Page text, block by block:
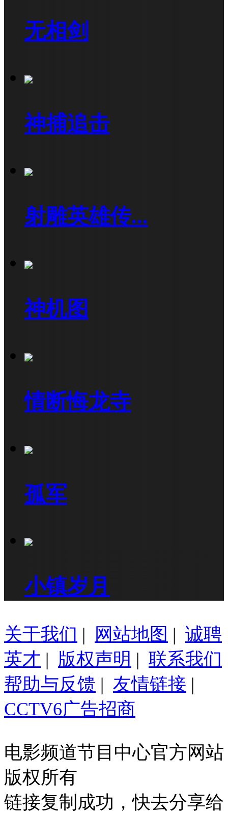
无相剑
神捕追击
射雕英雄传...
神机图
情断悔龙寺
孤军
小镇岁月
关于我们 | 网站地图 | 诚聘
英才 | 版权声明 | 联系我们
帮助与反馈 | 友情链接 |
CCTV6广告招商
电影频道节目中心官方网站
版权所有
链接复制成功，快去分享给